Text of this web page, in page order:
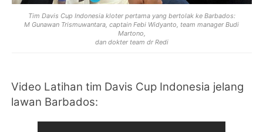
Tim Davis Cup Indonesia kloter pertama yang bertolak ke Barbados:
M Gunawan Trismuwantara, captain Febi Widyanto, team manager Budi
Martono,
dan dokter team dr Redi
Video Latihan tim Davis Cup Indonesia jelang
lawan Barbados: